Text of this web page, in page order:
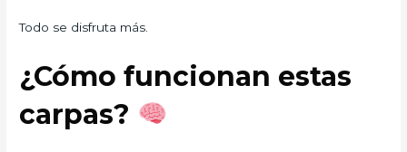
Todo se disfruta más.
¿Cómo funcionan estas
carpas?